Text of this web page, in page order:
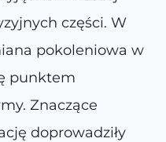
części. W
pokoleniowa w
punktem
Znaczące
doprowadziły